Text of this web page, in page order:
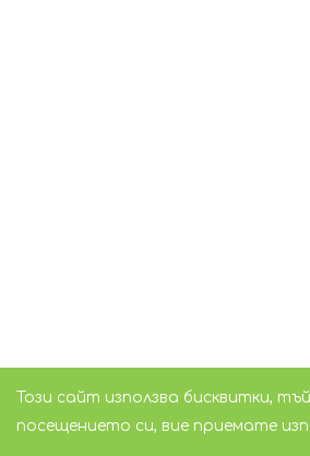
Този сайт използва бисквитки,
посещението си, вие приемате